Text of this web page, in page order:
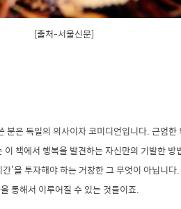
[출처-서울신문]
분은 독일의 의사이자 코미디언입니다. 근엄
책에서 행복을 발견하는 자신만의 기발한
’을 투자해야 하는 거창한 그 무엇이 아닙니다.
통해서 이루어질 수 있는 것들이죠.